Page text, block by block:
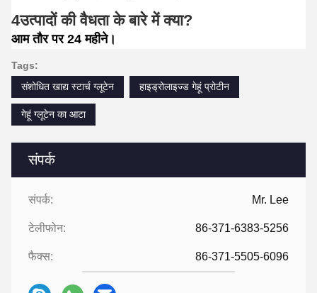
संपर्क
संपर्क: Mr. Lee
टेलीफोन: 86-371-6383-5256
फैक्स: 86-371-5505-6096
4उत्पादों की वैधता के बारे में क्या?
आम तौर पर 24 महीने।
Tags:
संशोधित खाद्य स्टार्च ग्लूटेन
हाइड्रोलाइज्ड गेहूं प्रोटीन
गेहूं ग्लूटेन का आटा